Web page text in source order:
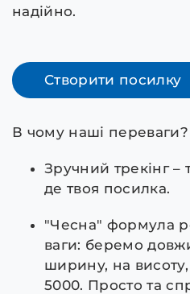
надійно.
Створити посилку
В чому наші переваги?
Зручний трекінг
де твоя посилка.
"Чесна" формула
ваги: беремо
ширину, на
5000. Просто та